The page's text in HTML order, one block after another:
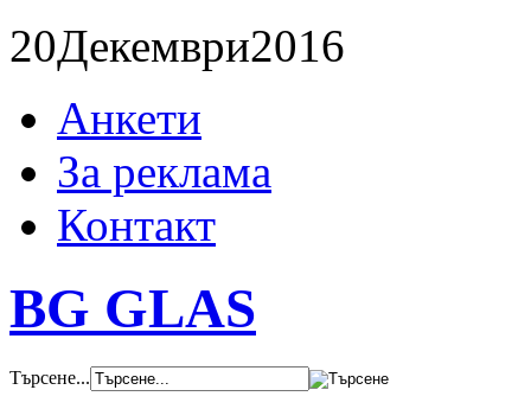
20Декември2016
Анкети
За реклама
Контакт
BG GLAS
Търсене...